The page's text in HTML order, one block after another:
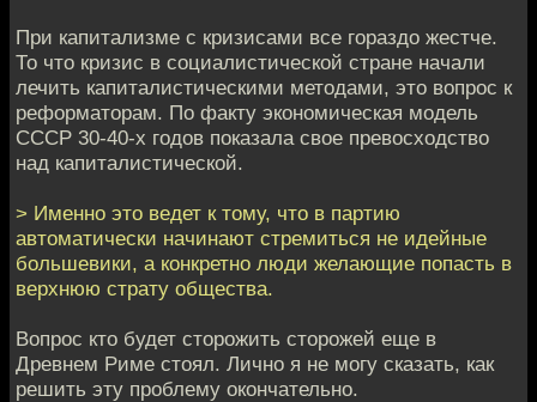
При капитализме с кризисами все гораздо жестче.
То что кризис в социалистической стране начали
лечить капиталистическими методами, это вопрос к
реформаторам. По факту экономическая модель
СССР 30-40-х годов показала свое превосходство
над капиталистической.
> Именно это ведет к тому, что в партию
автоматически начинают стремиться не идейные
большевики, а конкретно люди желающие попасть в
верхнюю страту общества.
Вопрос кто будет сторожить сторожей еще в
Древнем Риме стоял. Лично я не могу сказать, как
решить эту проблему окончательно.